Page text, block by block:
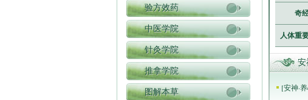
验方效药
中医学院
针灸学院
推拿学院
图解本草
奇
人体重
安
[安神·